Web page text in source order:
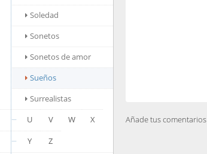
Soledad
Sonetos
Sonetos de amor
Sueños
Surrealistas
U
V W
X
Y
Z
Añade tus comentarios